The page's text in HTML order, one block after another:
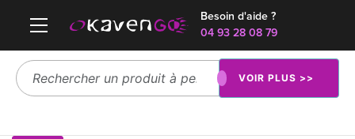
Besoin d'aide ?
04 93 28 08 79
VOIR PLUS >>